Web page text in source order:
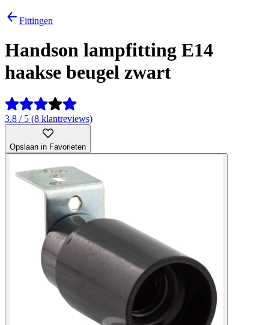
Fittingen
Handson lampfitting E14
haakse beugel zwart
3.8 / 5 (8 klantreviews)
Opslaan in Favorieten